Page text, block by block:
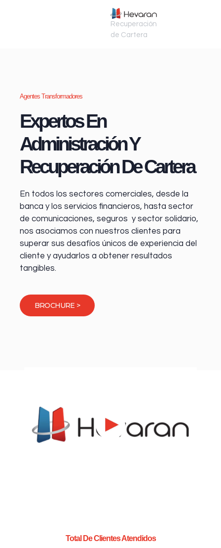
Recuperación
de Cartera
Agentes Transformadores
Expertos En
Administración Y
Recuperación De Cartera
En todos los sectores comerciales, desde la
banca y los servicios financieros, hasta sector
de comunicaciones, seguros y sector solidario,
nos asociamos con nuestros clientes para
superar sus desafíos únicos de experiencia del
cliente y ayudarlos a obtener resultados
tangibles.
BROCHURE >
Total De Clientes Atendidos